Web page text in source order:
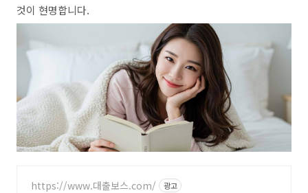
것이 현명합니다.
https://www.대출보스.com/ 광고